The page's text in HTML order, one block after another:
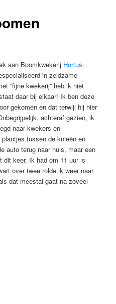
aan Boomkwekerij Hortus
in zeldzame
“fijne kwekerij” heb ik niet
daar bij elkaar! Ik ben deze
gekomen en dat terwijl hij hier
achteraf gezien, ik
naar kwekers en
tussen de knieën en
auto terug naar huis, maar een
keer. Ik had om 11 uur ‘s
over twee rolde ik weer naar
dat meestal gaat na zoveel